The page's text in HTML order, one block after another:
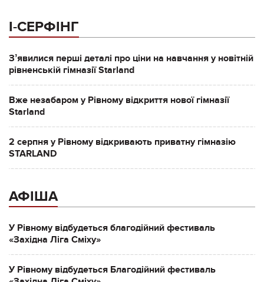
І-СЕРФІНГ
Зʼявилися перші деталі про ціни на навчання у новітній
рівненській гімназії Starland
Вже незабаром у Рівному відкриття нової гімназії
Starland
2 серпня у Рівному відкривають приватну гімназію
STARLAND
АФІША
У Рівному відбудеться благодійний фестиваль
«Західна Ліга Сміху»
У Рівному відбудеться Благодійний фестиваль